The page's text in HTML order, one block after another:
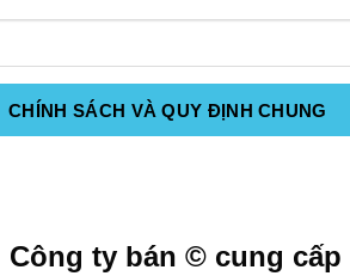
CHÍNH SÁCH VÀ QUY ĐỊNH CHUNG
Công ty bán © cung cấp